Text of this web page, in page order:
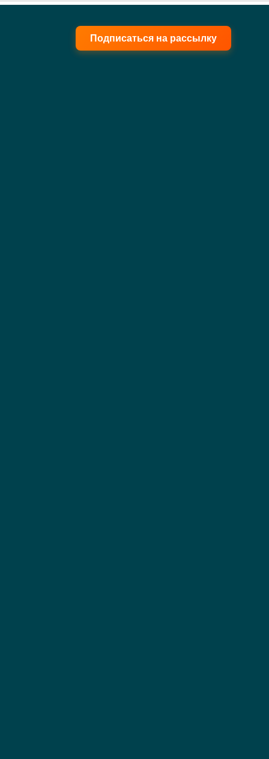
Подписаться на рассылку